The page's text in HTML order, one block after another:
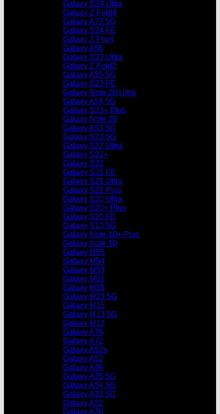
Galaxy S24 Ultra
Galaxy Z Fold4
Galaxy A73 5G
Galaxy S24 FE
Galaxy Z Flip4
Galaxy A56
Galaxy S23 Ultra
Galaxy Z Fold3
Galaxy A55 5G
Galaxy S23 FE
Galaxy Note 20 Ultra
Galaxy A54 5G
Galaxy S23+ Plus
Galaxy Note 20
Galaxy A53 5G
Galaxy S23 5G
Galaxy S22 Ultra
Galaxy S22+
Galaxy S22
Galaxy S21 FE
Galaxy S21 Ultra
Galaxy S21 Plus
Galaxy S20 Ultra
Galaxy S20+ Plus
Galaxy S20 FE
Galaxy S10 5G
Galaxy Note 10+ Plus
Galaxy Note 10
Galaxy M55
Galaxy M54
Galaxy M53
Galaxy M51
Galaxy M35
Galaxy M23 5G
Galaxy M15
Galaxy M13 5G
Galaxy M12
Galaxy A76
Galaxy A72
Galaxy A52s
Galaxy A52
Galaxy A36
Galaxy A35 5G
Galaxy A34 5G
Galaxy A33 5G
Galaxy A32
Galaxy A26